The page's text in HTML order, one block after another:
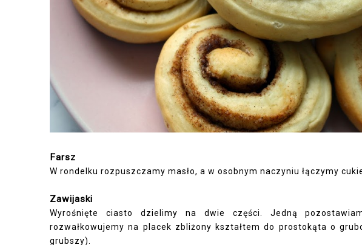
Farsz
W rondelku rozpuszczamy masło, a w osobnym naczyniu łączymy
Zawijaski
Wyrośnięte ciasto dzielimy na dwie części. Jedną
rozwałkowujemy na placek zbliżony kształtem do prostokąta o
grubszy).